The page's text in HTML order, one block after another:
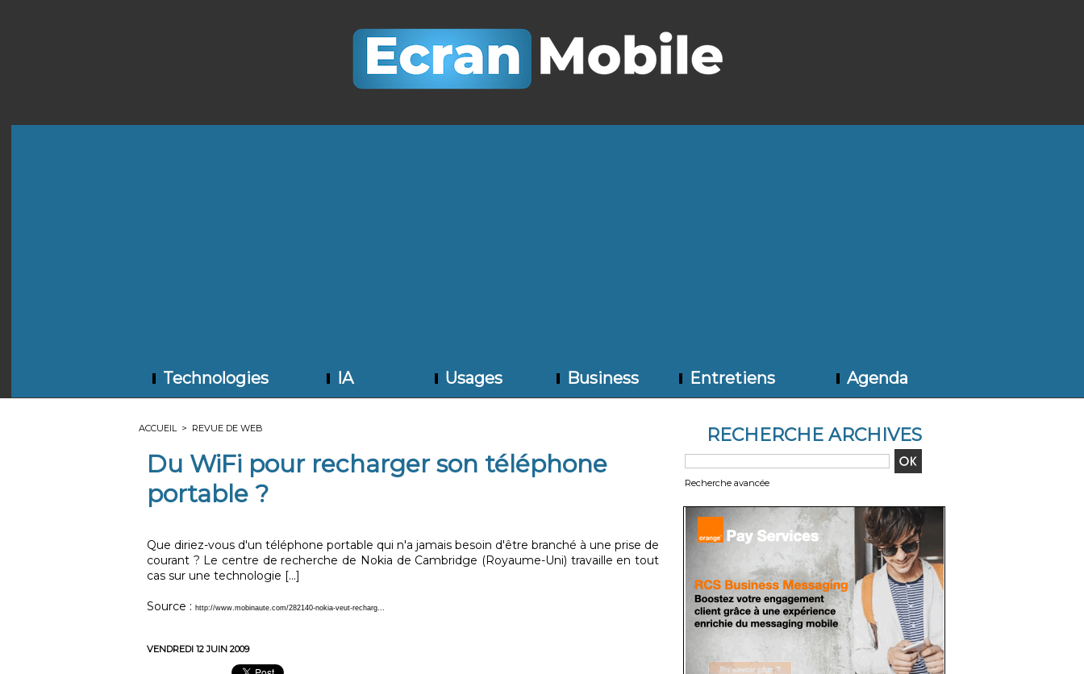
Technologies IA Usages Business Entretiens Agenda
ACCUEIL > REVUE DE WEB
Du WiFi pour recharger son téléphone
portable ?
Que diriez-vous d'un téléphone portable qui n'a jamais besoin d'être branché à une prise de
courant ? Le centre de recherche de Nokia de Cambridge (Royaume-Uni) travaille en tout
cas sur une technologie [...]
Source : http://www.mobinaute.com/282140-nokia-veut-recharg...
VENDREDI 12 JUIN 2009
RECHERCHE ARCHIVES
Recherche avancée